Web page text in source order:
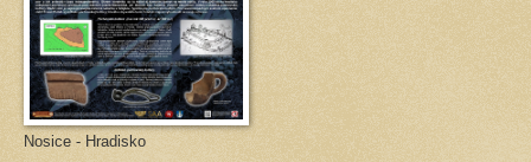
Nosice - Hradisko